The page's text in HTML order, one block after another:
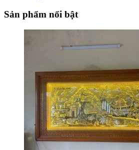
Sản phẩm nổi bật